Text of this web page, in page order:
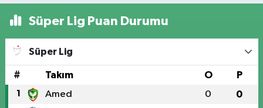
Süper Lig Puan Durumu
Süper Lig
# Takım O P
1 Amed 0 0